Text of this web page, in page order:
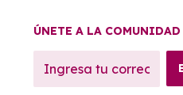
ÚNETE A LA COMUNIDAD